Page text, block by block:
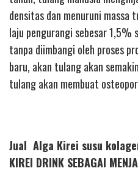
densitas dan menuruni massa
laju pengurangi sebesar
tanpa diimbangi oleh proses
baru, akan tulang akan
tulang akan membuat
Jual Alga Kirei susu
KIREI DRINK SEBAGAI